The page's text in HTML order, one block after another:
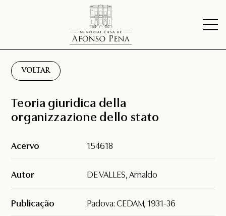
VOLTAR
Teoria giuridica della
organizzazione dello stato
Acervo 154618
Autor DE VALLES, Arnaldo
Publicação Padova: CEDAM, 1931-36